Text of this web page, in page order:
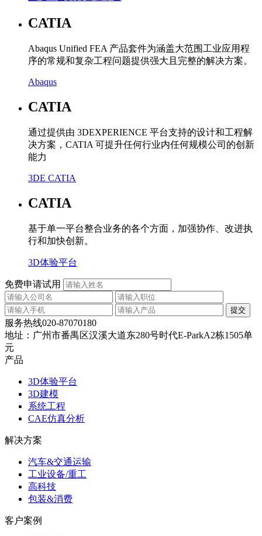
CATIA
Abaqus Unified FEA 产品套件为涵盖大范围工业应用程
序的常规和复杂工程问题提供强大且完整的解决方案。
Abaqus
CATIA
通过提供由 3DEXPERIENCE 平台支持的设计和工程解
决方案，CATIA 可提升任何行业内任何规模公司的创新
能力
3DE CATIA
CATIA
基于单一平台整合业务的各个方面，加强协作、改进执
行和加快创新。
3D体验平台
免费申请试用
服务热线020-87070180
地址： 广州市番禺区汉溪大道东280号时代E-ParkA2栋1505单
元
产品
3D体验平台
3D建模
系统工程
CAE仿真分析
解决方案
汽车&交通运输
工业设备/重工
高科技
包装&消费
客户案例